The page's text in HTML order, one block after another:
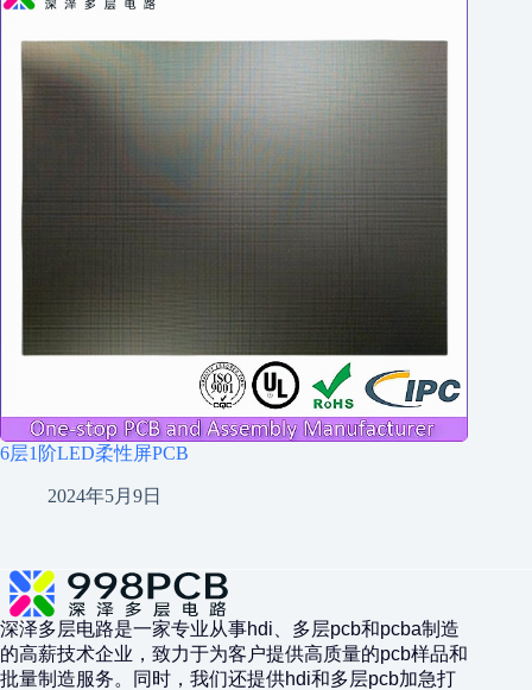
6层1阶LED柔性屏PCB
2024年5月9日
深泽多层电路是一家专业从事hdi、多层pcb和pcba制造
的高薪技术企业，致力于为客户提供高质量的pcb样品和
批量制造服务。同时，我们还提供hdi和多层pcb加急打